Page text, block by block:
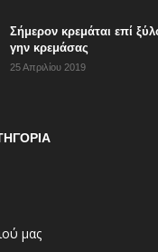
Σήμερον κρεμάται επί
γην κρεμάσας
25 Απριλίου 2019
μας